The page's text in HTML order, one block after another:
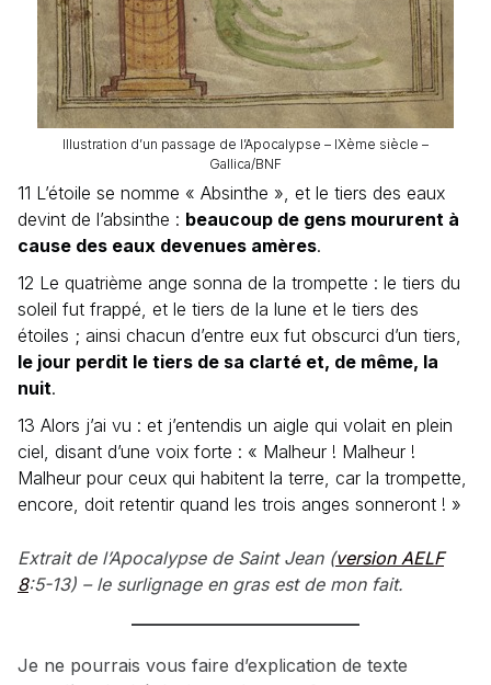
Illustration d’un passage de l’Apocalypse – IXème siècle –
Gallica/BNF
11 L’étoile se nomme « Absinthe », et le tiers des eaux
devint de l’absinthe : beaucoup de gens moururent à
cause des eaux devenues amères.
12 Le quatrième ange sonna de la trompette : le tiers du
soleil fut frappé, et le tiers de la lune et le tiers des
étoiles ; ainsi chacun d’entre eux fut obscurci d’un tiers,
le jour perdit le tiers de sa clarté et, de même, la
nuit.
13 Alors j’ai vu : et j’entendis un aigle qui volait en plein
ciel, disant d’une voix forte : « Malheur ! Malheur !
Malheur pour ceux qui habitent la terre, car la trompette,
encore, doit retentir quand les trois anges sonneront ! »
Extrait de l’Apocalypse de Saint Jean (version AELF
8:5-13) – le surlignage en gras est de mon fait.
Je ne pourrais vous faire d’explication de texte